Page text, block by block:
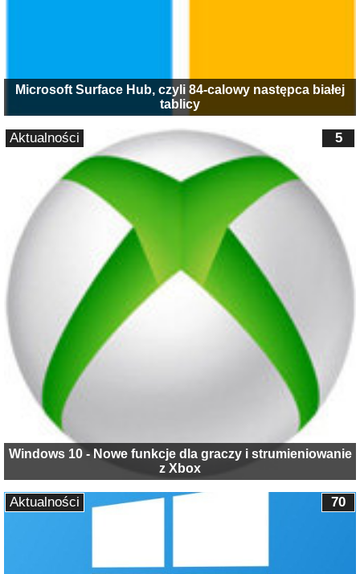
Microsoft Surface Hub, czyli 84-calowy następca białej
tablicy
Windows 10 - Nowe funkcje dla graczy i strumieniowanie
z Xbox
5
Aktualności
70
Aktualności